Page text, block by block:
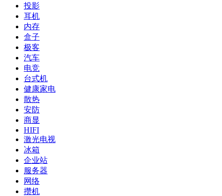
投影
耳机
内存
盒子
极客
汽车
电竞
台式机
健康家电
散热
安防
商显
HIFI
激光电视
冰箱
企业站
服务器
网络
攒机